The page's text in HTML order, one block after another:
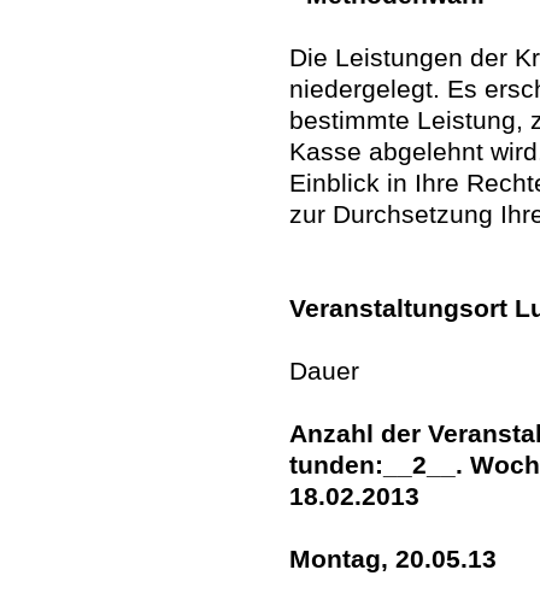
Die Leistungen der
niedergelegt. Es
bestimmte Leistung,
Kasse abgelehnt
Einblick in Ihre
zur Durchsetzung
Veranstaltungsort
Dauer
Anzahl der
tunden:__2__.
18.02.2013
Montag, 20.05.13